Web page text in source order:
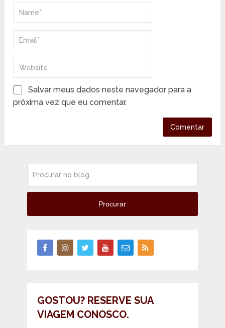
Salvar meus dados neste navegador para a
próxima vez que eu comentar.
Procurar
GOSTOU? RESERVE SUA
VIAGEM CONOSCO.